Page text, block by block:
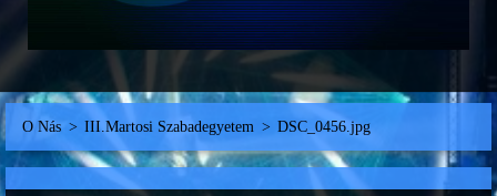
O Nás > III.Martosi Szabadegyetem > DSC_0456.jpg